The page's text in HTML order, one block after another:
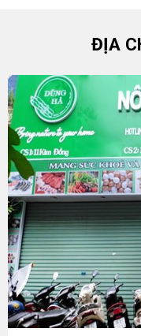
ĐỊA